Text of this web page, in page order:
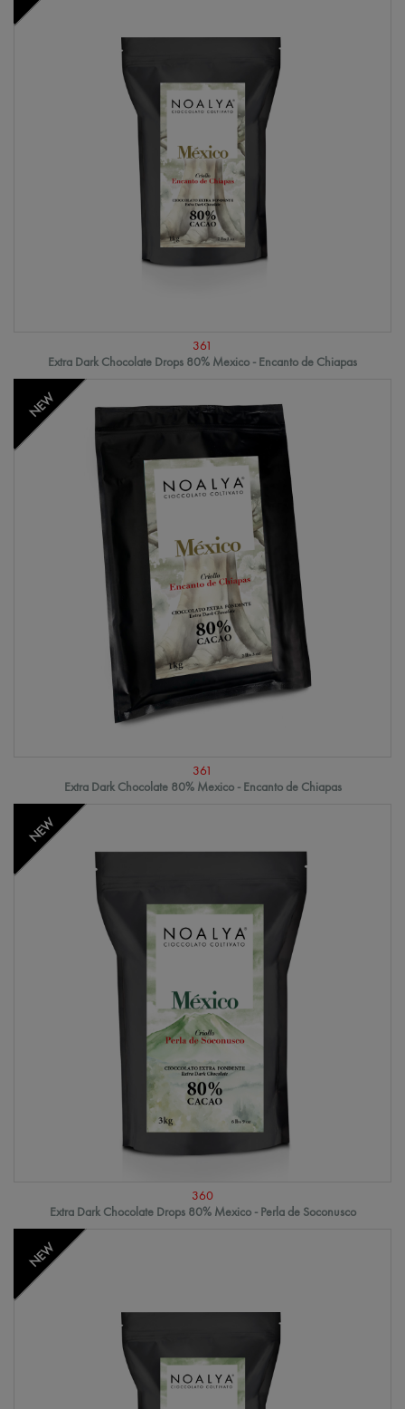
361
Extra Dark Chocolate Drops 80% Mexico - Encanto de Chiapas
NEW
361
Extra Dark Chocolate 80% Mexico - Encanto de Chiapas
NEW
360
Extra Dark Chocolate Drops 80% Mexico - Perla de Soconusco
NEW